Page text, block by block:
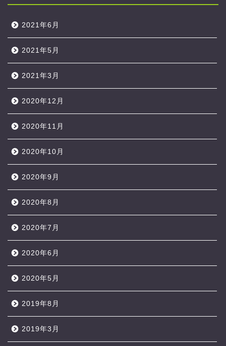
2021年6月
2021年5月
2021年3月
2020年12月
2020年11月
2020年10月
2020年9月
2020年8月
2020年7月
2020年6月
2020年5月
2019年8月
2019年3月